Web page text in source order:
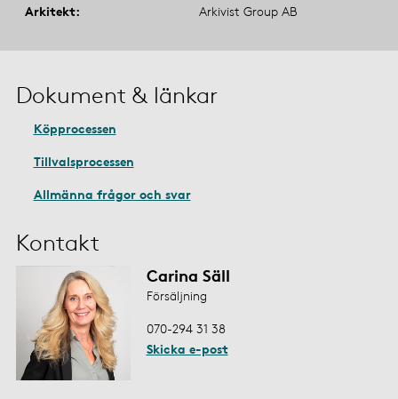
Arkitekt
Arkivist Group AB
Dokument & länkar
Köpprocessen
Tillvalsprocessen
Allmänna frågor och svar
Kontakt
Carina Säll
Försäljning
070-294 31 38
Skicka e-post